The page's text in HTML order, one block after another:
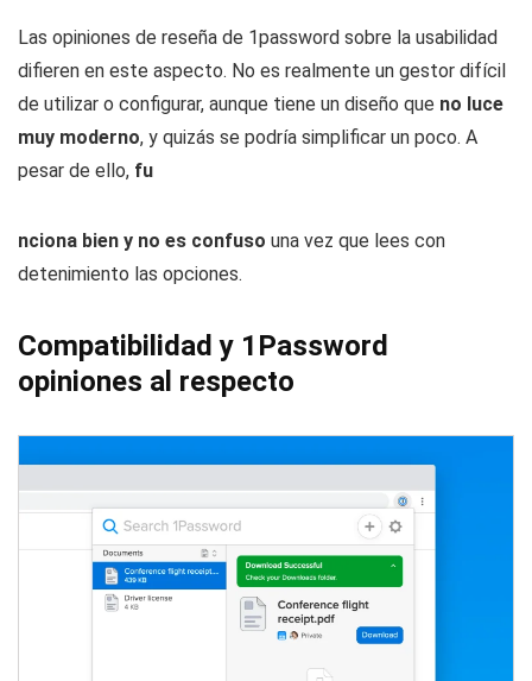
Las opiniones de reseña de 1password sobre la usabilidad
difieren en este aspecto. No es realmente un gestor difícil
de utilizar o configurar, aunque tiene un diseño que no luce
muy moderno, y quizás se podría simplificar un poco. A
pesar de ello, fu
nciona bien y no es confuso una vez que lees con
detenimiento las opciones.
Compatibilidad y 1Password
opiniones al respecto